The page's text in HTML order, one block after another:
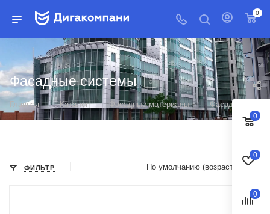
Фасадные системы 6
Главная — Каталог — Фасадные материалы — Фасадные
ФИЛЬТР По умолчанию (возрастание)
0
0
0
0